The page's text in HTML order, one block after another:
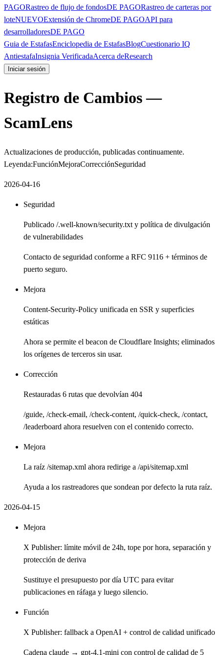
PAGORastreo de flujo de fondosDE PAGORastreo de carteras por
loteNUEVOExtensión de ChromeDE PAGOAPI para
desarrolladoresDE PAGO
Guia de EstafasEnciclopedia de EstafasBlogCuestionario IQ
AntiestafaInsignia VerificadaAcerca deResearch
Iniciar sesión
Registro de Cambios —
ScamLens
Actualizaciones de producción, publicadas continuamente.
Leyenda:FunciónMejoraCorrecciónSeguridad
2026-04-16
Seguridad
Publicado /.well-known/security.txt y política de divulgación
de vulnerabilidades
Contacto de seguridad conforme a RFC 9116 + términos de
puerto seguro.
Mejora
Content-Security-Policy unificada en SSR y superficies
estáticas
Ahora se permite el beacon de Cloudflare Insights; eliminados
los orígenes de terceros sin usar.
Corrección
Restauradas 6 rutas que devolvían 404
/guide, /check-email, /check-content, /quick-check, /contact,
/leaderboard ahora resuelven con el contenido correcto.
Mejora
La raíz /sitemap.xml ahora redirige a /api/sitemap.xml
Ayuda a los rastreadores que sondean por defecto la ruta raíz.
2026-04-15
Mejora
X Publisher: límite móvil de 24h, tope por hora, separación y
protección de deriva
Sustituye el presupuesto por día UTC para evitar
publicaciones en ráfaga y luego silencio.
Función
X Publisher: fallback a OpenAI + control de calidad unificado
Cadena claude → gpt-4.1-mini con control de calidad de 5